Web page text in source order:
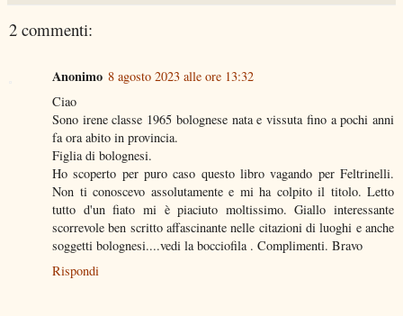
2 commenti:
Anonimo 8 agosto 2023 alle ore 13:32
Ciao
Sono irene classe 1965 bolognese nata e vissuta fino a pochi anni
fa ora abito in provincia.
Figlia di bolognesi.
Ho scoperto per puro caso questo libro vagando per Feltrinelli.
Non ti conoscevo assolutamente e mi ha colpito il titolo. Letto
tutto d'un fiato mi è piaciuto moltissimo. Giallo interessante
scorrevole ben scritto affascinante nelle citazioni di luoghi e anche
soggetti bolognesi....vedi la bocciofila . Complimenti. Bravo
Rispondi